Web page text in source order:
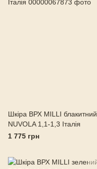
Шкіра ВРХ MILLI блакитний
NUVOLA 1,1-1,3 Італія
1 775 грн